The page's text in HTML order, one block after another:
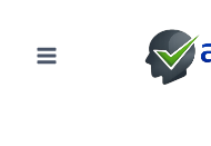
para